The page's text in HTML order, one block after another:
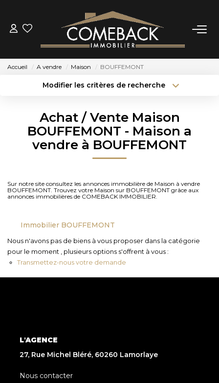
ACHETER
NOTRE AGENCE
CONTACT
Accueil A vendre Maison BOUFFEMONT
Modifier les critères de recherche
Sélectionnez...
Type de bien
Surface min
Budget max Plus de critères
Achat / Vente Maison
BOUFFEMONT - Maison a
vendre à BOUFFEMONT
Sur notre site consultez les annonces immobilière de Maison à vendre
BOUFFEMONT. Trouvez votre Maison sur BOUFFEMONT grâce aux
annonces immobilières de COMEBACK IMMOBILIER.
Immobilier BOUFFEMONT
Nous n'avons pas de biens à vous proposer dans la catégorie
pour le moment , plusieurs options s'offrent à vous :
Transmettez-nous votre demande
L'AGENCE
27, Rue Michel Bléré, 60260 Lamorlaye
Nous contacter